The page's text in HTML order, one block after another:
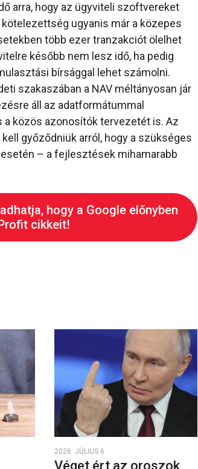
arra, hogy az ügyviteli szoftvereket
ugyanis már a közepes
több ezer tranzakciót ölelhet
később nem lesz idő, ha pedig
bírsággal lehet számolni.
szakaszában a NAV méltányosan jár
áll az adatformátummal
a közös azonosítók tervezetét is. Az
győződniük arról, hogy a szükséges
– a fejlesztések mihamarabb
hogy a Google előnyben
cikkeit!
2026. JÚLIUS 6.
Véget ért az oroszok